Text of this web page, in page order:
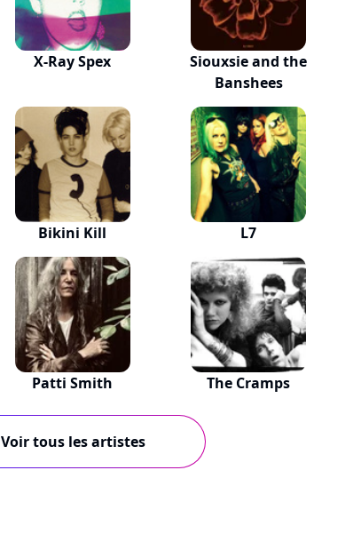
X-Ray Spex
Siouxsie and the
Banshees
Bikini Kill L7
Patti Smith The Cramps
Voir tous les artistes